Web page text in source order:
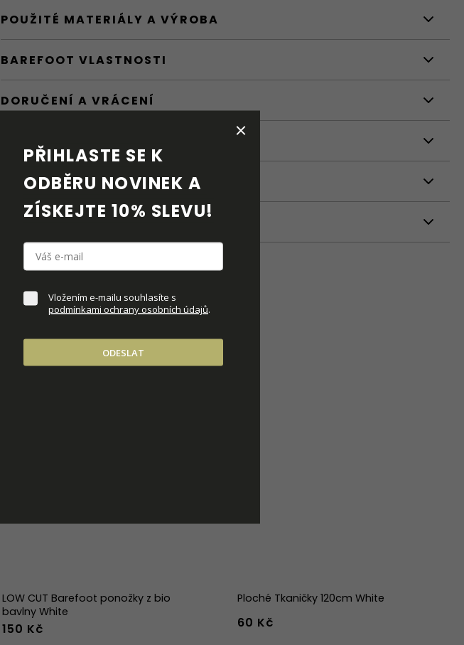
POUŽITÉ MATERIÁLY A VÝROBA
BAREFOOT VLASTNOSTI
DORUČENÍ A VRÁCENÍ
PÉČE O OBUV
KE STAŽENÍ
DOPLŇKOVÉ PARAMETRY
LOW CUT Barefoot ponožky z bio
bavlny White
150 Kč
Ploché Tkaničky 120cm White
60 Kč
PŘIHLASTE SE K
ODBĚRU NOVINEK A
ZÍSKEJTE 10% SLEVU!
Vložením e-mailu souhlasíte s
podmínkami ochrany osobních údajů.
ODESLAT